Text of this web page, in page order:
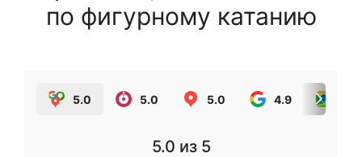
по фигурному катанию
5.0 5.0 5.0 4.9
5.0 из 5